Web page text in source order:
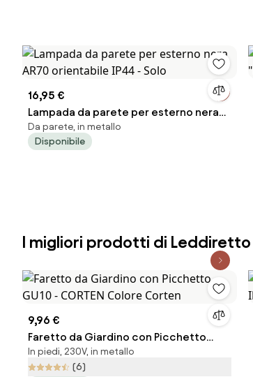
16,95 €
Lampada da parete per esterno nera
AR70 orientabile IP44 - Solo
Da parete, in metallo
Disponibile
I migliori prodotti di Leddiretto
9,96 €
Faretto da Giardino con Picchetto
GU10 - CORTEN Colore Corten
In piedi, 230V, in metallo
(6)